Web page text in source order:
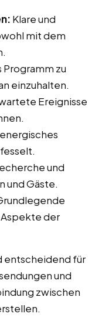
Klare und
mit dem
Programm zu
einzuhalten.
Ereignisse
und
und Gäste.
der
entscheidend für
und
zwischen